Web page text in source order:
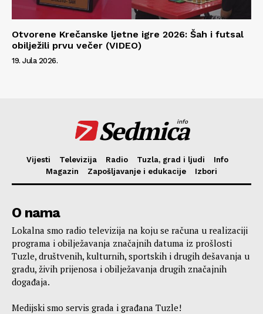
Otvorene Krečanske ljetne igre 2026: Šah i futsal
obilježili prvu večer (VIDEO)
19. Jula 2026.
Sedmica
info
Vijesti Televizija Radio Tuzla, grad i ljudi
Info
Magazin
Zapošljavanje i edukacije Izbori
O nama
Lokalna smo radio televizija na koju se računa u realizaciji
programa i obilježavanja značajnih datuma iz prošlosti
Tuzle, društvenih, kulturnih, sportskih i drugih dešavanja u
gradu, živih prijenosa i obilježavanja drugih značajnih
događaja.
Medijski smo servis grada i građana Tuzle!